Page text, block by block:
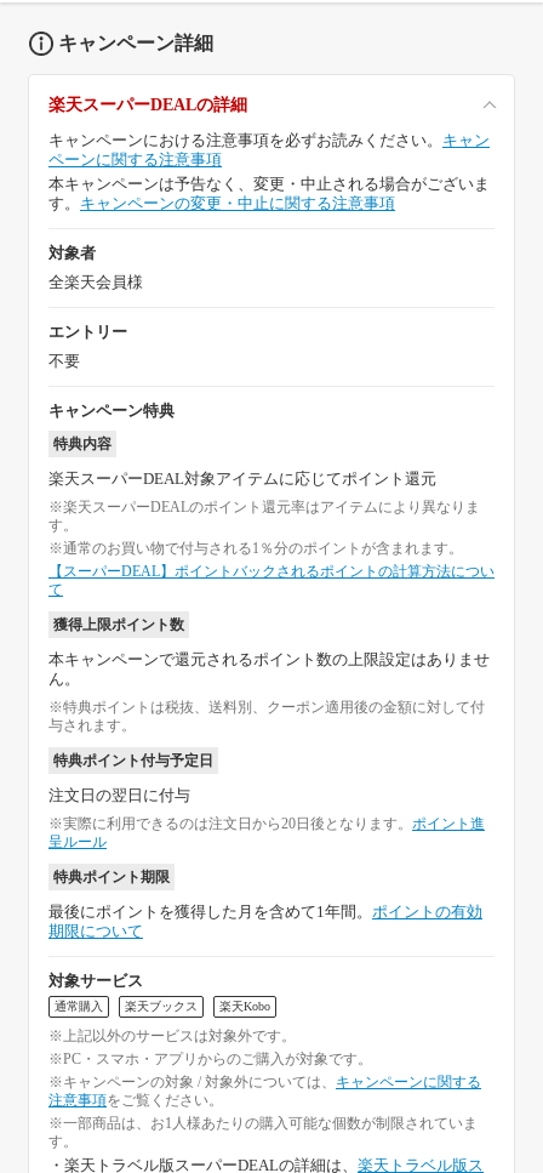
キャンペーン詳細
楽天スーパーDEALの詳細
キャンペーンにおける注意事項を必ずお読みください。 キャン
ペーンに関する注意事項
本キャンペーンは予告なく、変更・中止される場合がございま
す。 キャンペーンの変更・中止に関する注意事項
対象者
全楽天会員様
エントリー
不要
キャンペーン特典
特典内容
楽天スーパーDEAL対象アイテムに応じてポイント還元
※楽天スーパーDEALのポイント還元率はアイテムにより異なりま
す。
※通常のお買い物で付与される1％分のポイントが含まれます。
【スーパーDEAL】ポイントバックされるポイントの計算方法につい
て
獲得上限ポイント数
本キャンペーンで還元されるポイント数の上限設定はありませ
ん。
※特典ポイントは税抜、送料別、クーポン適用後の金額に対して付
与されます。
特典ポイント付与予定日
注文日の翌日に付与
※実際に利用できるのは注文日から20日後となります。 ポイント進
呈ルール
特典ポイント期限
最後にポイントを獲得した月を含めて1年間。 ポイントの有効
期限について
対象サービス
通常購入 楽天ブックス 楽天Kobo
※上記以外のサービスは対象外です。
※PC・スマホ・アプリからのご購入が対象です。
※キャンペーンの対象 / 対象外については、 キャンペーンに関する
注意事項をご覧ください。
※一部商品は、お1人様あたりの購入可能な個数が制限されていま
す。
・楽天トラベル版スーパーDEALの詳細は、 楽天トラベル版ス